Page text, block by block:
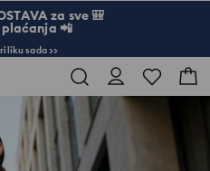
za sve 🎒
📲
sada >>